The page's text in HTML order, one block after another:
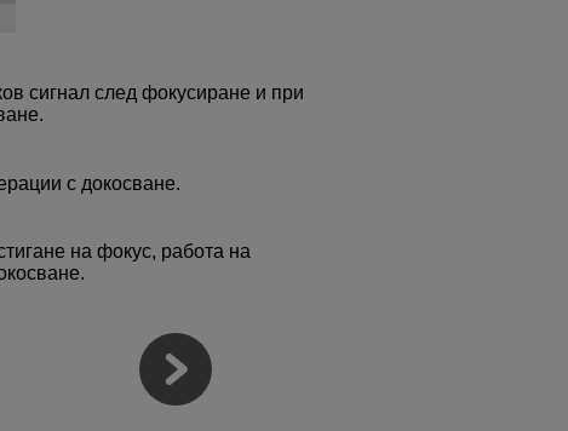
сигнал след фокусиране и при
с докосване.
на фокус, работа на